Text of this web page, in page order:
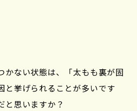
かない状態は、「太もも裏が固
と挙げられることが多いです
と思いますか？